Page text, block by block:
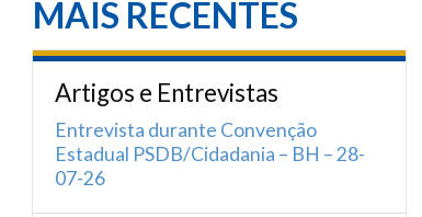
MAIS RECENTES
Artigos e Entrevistas
Entrevista durante Convenção
Estadual PSDB/Cidadania – BH – 28-
07-26